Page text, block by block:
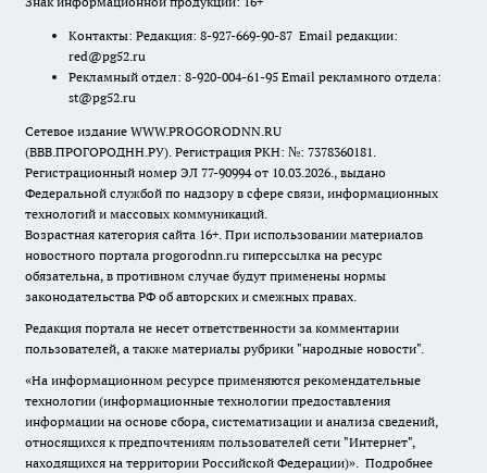
Контакты: Редакция: 8-927-669-90-87 Email редакции:
red@pg52.ru
Рекламный отдел: 8-920-004-61-95 Email рекламного отдела:
st@pg52.ru
Сетевое издание WWW.PROGORODNN.RU
(ВВВ.ПРОГОРОДНН.РУ). Регистрация РКН: №: 7378360181.
Регистрационный номер ЭЛ 77-90994 от 10.03.2026., выдано
Федеральной службой по надзору в сфере связи, информационных
технологий и массовых коммуникаций.
Возрастная категория сайта 16+. При использовании материалов
новостного портала progorodnn.ru гиперссылка на ресурс
обязательна, в противном случае будут применены нормы
законодательства РФ об авторских и смежных правах.
Редакция портала не несет ответственности за комментарии
пользователей, а также материалы рубрики "народные новости".
«На информационном ресурсе применяются рекомендательные
технологии (информационные технологии предоставления
информации на основе сбора, систематизации и анализа сведений,
относящихся к предпочтениям пользователей сети "Интернет",
находящихся на территории Российской Федерации)». Подробнее